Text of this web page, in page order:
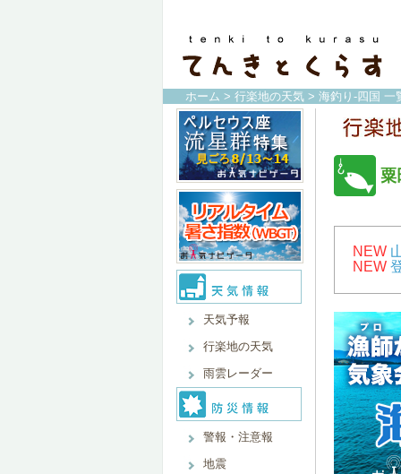
ホーム > 行楽地の天気 > 海釣り-四国 一
天気予報
行楽地の天気
雨雲レーダー
警報・注意報
地震
粟
NEW
NEW